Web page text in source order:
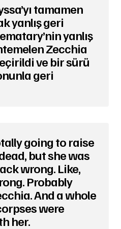
tamamen
yanlış geri
yanlış
Zecchia
ve bir sürü
geri
going to raise
but she was
wrong. Like,
Probably
And a whole
were
her.